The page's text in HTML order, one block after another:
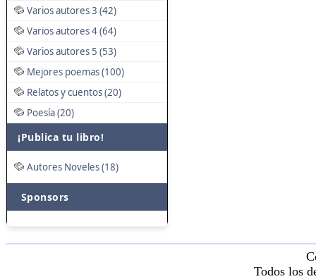
Varios autores 3 (42)
Varios autores 4 (64)
Varios autores 5 (53)
Mejores poemas (100)
Relatos y cuentos (20)
Poesía (20)
¡Publica tu libro!
Autores Noveles (18)
Sponsors
Todos los